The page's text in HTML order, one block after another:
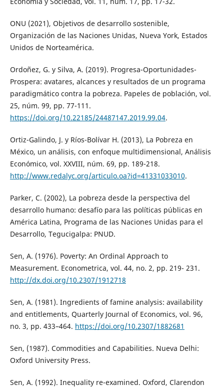
ONU (2021), Objetivos de desarrollo sostenible,
Organización de las Naciones Unidas, Nueva York, Estados
Unidos de Norteamérica.
Ordoñez, G. y Silva, A. (2019). Progresa-Oportunidades-
Prospera: avatares, alcances y resultados de un programa
paradigmático contra la pobreza. Papeles de población, vol.
25, núm. 99, pp. 77-111.
https://doi.org/10.22185/24487147.2019.99.04.
Ortiz-Galindo, J. y Ríos-Bolívar H. (2013), La Pobreza en
México, un análisis, con enfoque multidimensional, Análisis
Económico, vol. XXVIII, núm. 69, pp. 189-218.
http://www.redalyc.org/articulo.oa?id=41331033010.
Parker, C. (2002), La pobreza desde la perspectiva del
desarrollo humano: desafío para las políticas públicas en
América Latina, Programa de las Naciones Unidas para el
Desarrollo, Tegucigalpa: PNUD.
Sen, A. (1976). Poverty: An Ordinal Approach to
Measurement. Econometrica, vol. 44, no. 2, pp. 219- 231.
http://dx.doi.org/10.2307/1912718
Sen, A. (1981). Ingredients of famine analysis: availability
and entitlements, Quarterly Journal of Economics, vol. 96,
no. 3, pp. 433–464. https://doi.org/10.2307/1882681
Sen, (1987). Commodities and Capabilities. Nueva Delhi:
Oxford University Press.
Sen, A. (1992). Inequality re-examined. Oxford, Clarendon